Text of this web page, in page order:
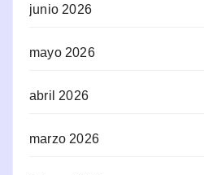
junio 2026
mayo 2026
abril 2026
marzo 2026